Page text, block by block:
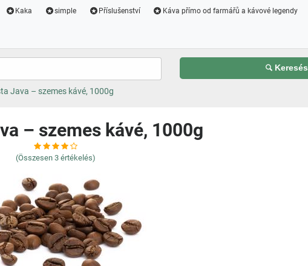
Kaka simple Příslušenství Káva přímo od farmářů a kávové legendy
Keresés
Java – szemes kávé, 1000g
– szemes kávé, 1000g
(Összesen 3 értékelés)